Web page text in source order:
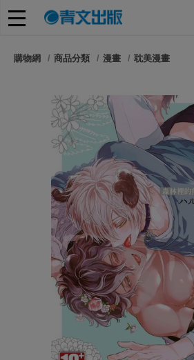
朋友們，提高警覺！
購物網 商品分類 漫畫 耽美漫畫